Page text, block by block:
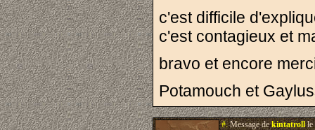
c'est difficile
c'est contagieux et
bravo et encore
Potamouch et
#.Message dekintatrollle